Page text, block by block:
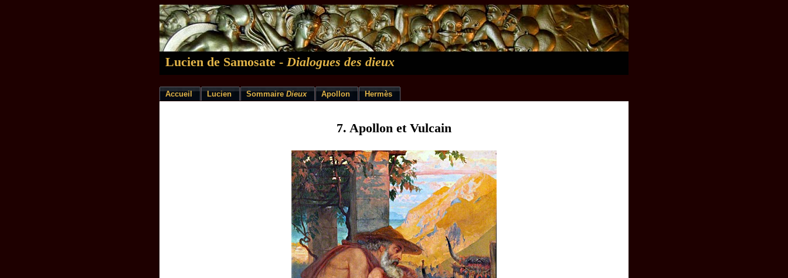
Lucien de Samosate - Dialogues des dieux
Accueil Lucien SommaireDieux Apollon Hermès
7. Apollon et Vulcain